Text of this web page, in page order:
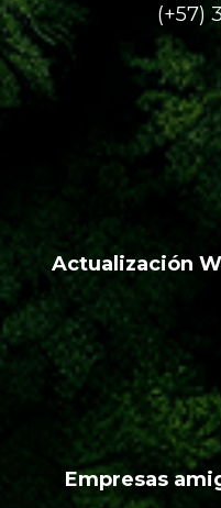
(+57)
Actualización
Empresas